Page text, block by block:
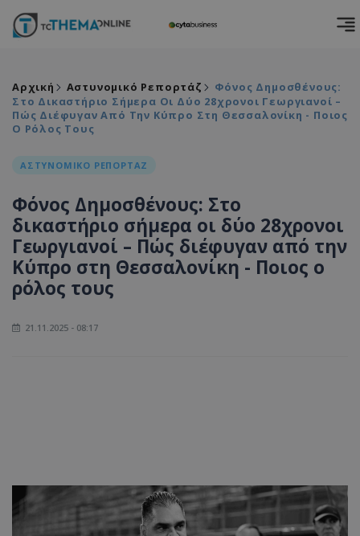
Αρχική Αστυνομικό Ρεπορτάζ
Φόνος Δημοσθένους:
Στο Δικαστήριο Σήμερα Οι Δύο 28χρονοι Γεωργιανοί –
Πώς Διέφυγαν Από Την Κύπρο Στη Θεσσαλονίκη - Ποιος
Ο Ρόλος Τους
ΑΣΤΥΝΟΜΙΚΟ ΡΕΠΟΡΤΑΖ
Φόνος Δημοσθένους: Στο
δικαστήριο σήμερα οι δύο 28χρονοι
Γεωργιανοί – Πώς διέφυγαν από την
Κύπρο στη Θεσσαλονίκη - Ποιος ο
ρόλος τους
21.11.2025 - 08:17